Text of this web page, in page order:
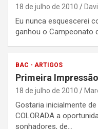
18 de julho de 2010
Eu nunca esquescerei
ganhou o Campeonato
BAC - ARTIGOS
Primeira Impressão
18 de julho de 2010
Gostaria inicialmente
COLORADA a
sonhadores, de…